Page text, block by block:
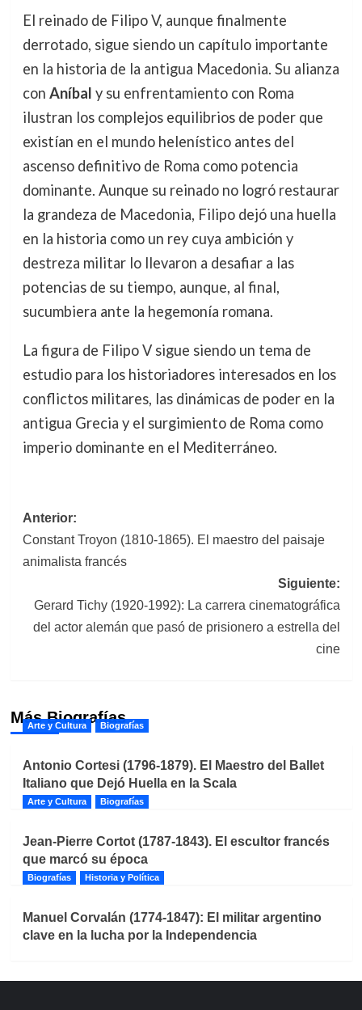
El reinado de Filipo V, aunque finalmente
derrotado, sigue siendo un capítulo importante
en la historia de la antigua Macedonia. Su alianza
con Aníbal y su enfrentamiento con Roma
ilustran los complejos equilibrios de poder que
existían en el mundo helenístico antes del
ascenso definitivo de Roma como potencia
dominante. Aunque su reinado no logró restaurar
la grandeza de Macedonia, Filipo dejó una huella
en la historia como un rey cuya ambición y
destreza militar lo llevaron a desafiar a las
potencias de su tiempo, aunque, al final,
sucumbiera ante la hegemonía romana.
La figura de Filipo V sigue siendo un tema de
estudio para los historiadores interesados en los
conflictos militares, las dinámicas de poder en la
antigua Grecia y el surgimiento de Roma como
imperio dominante en el Mediterráneo.
Navegación
de
Anterior:
Constant Troyon (1810-1865). El maestro del paisaje
animalista francés
Siguiente:
Gerard Tichy (1920-1992): La carrera cinematográfica
del actor alemán que pasó de prisionero a estrella del
cine
Más Biografías
Arte y Cultura Biografías
Antonio Cortesi (1796-1879). El Maestro del Ballet
Italiano que Dejó Huella en la Scala
Arte y Cultura Biografías
Jean-Pierre Cortot (1787-1843). El escultor francés
que marcó su época
Biografías Historia y Política
Manuel Corvalán (1774-1847): El militar argentino
clave en la lucha por la Independencia